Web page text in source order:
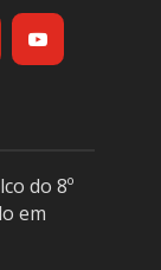
do 8º
em